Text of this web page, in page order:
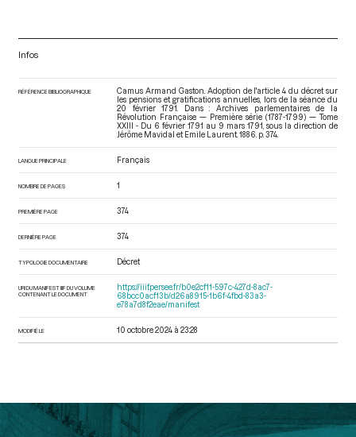
Infos
RÉFÉRENCE BIBLIOGRAPHIQUE
Camus Armand Gaston. Adoption de l'article 4 du décret sur
les pensions et gratifications annuelles, lors de la séance du
20 février 1791. Dans : Archives parlementaires de la
Révolution Française — Première série (1787-1799) — Tome
XXIII - Du 6 février 1791 au 9 mars 1791 , sous la direction de
Jérôme Mavidal et Emile Laurent. 1886. p. 374.
LANGUE PRINCIPALE Français
NOMBRE DE PAGES 1
PREMIÈRE PAGE 374
DERNIÈRE PAGE 374
TYPOLOGIE DOCUMENTAIRE Décret
URI DU MANIFEST IIIF DU VOLUME
CONTENANT LE DOCUMENT
https://iiif.persee.fr/b0e2cf11-597c-427d-8ac7-
68bcc0acf13b/d26a8915-1b6f-4fbd-83a3-
e78a7d8f2eae/manifest
MODIFIÉ LE 10 octobre 2024 à 23:28